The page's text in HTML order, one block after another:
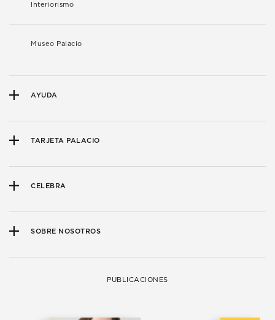
Interiorismo
Museo Palacio
AYUDA
TARJETA PALACIO
CELEBRA
SOBRE NOSOTROS
PUBLICACIONES